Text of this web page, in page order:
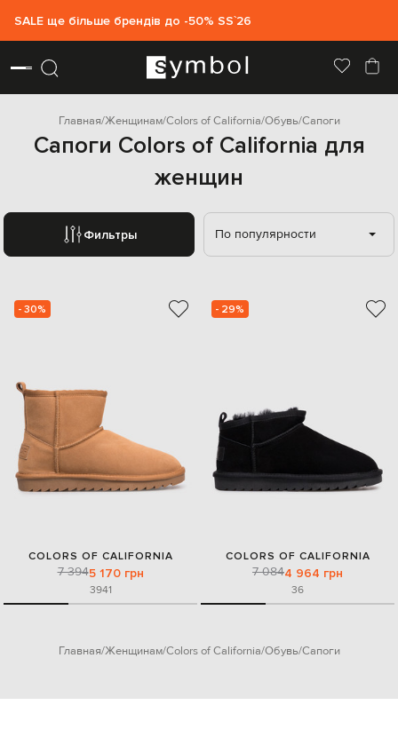
SALE ще більше брендів до -50% SS`26
Главная Женщинам Colors of California Обувь Сапоги
Сапоги Colors of California для
женщин
Фильтры По популярности
- 30%
COLORS OF CALIFORNIA
7 3945 170 грн
3941
- 29%
COLORS OF CALIFORNIA
7 0844 964 грн
36
Главная Женщинам Colors of California Обувь Сапоги